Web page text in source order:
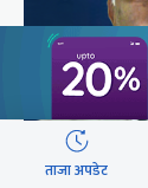
ताजा अपडेट